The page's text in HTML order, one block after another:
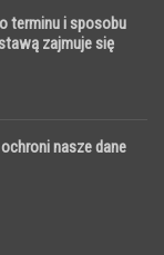
terminu i sposobu
zajmuje się
nasze dane